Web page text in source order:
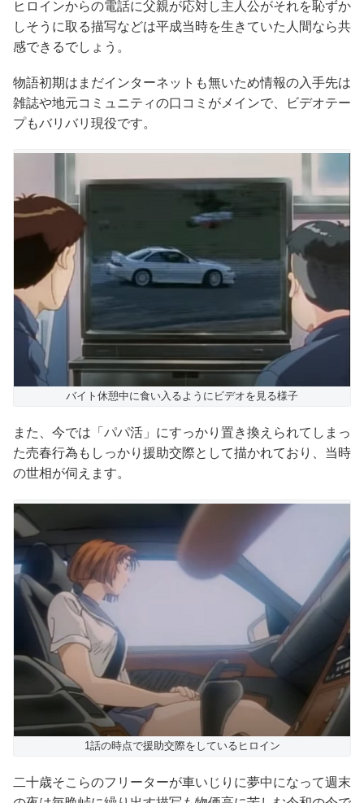
ヒロインからの電話に父親が応対し主人公がそれを恥ずか
しそうに取る描写などは平成当時を生きていた人間なら共
感できるでしょう。
物語初期はまだインターネットも無いため情報の入手先は
雑誌や地元コミュニティの口コミがメインで、ビデオテー
プもバリバリ現役です。
バイト休憩中に食い入るようにビデオを見る様子
また、今では「パパ活」にすっかり置き換えられてしまっ
た売春行為もしっかり援助交際として描かれており、当時
の世相が伺えます。
1話の時点で援助交際をしているヒロイン
二十歳そこらのフリーターが車いじりに夢中になって週末